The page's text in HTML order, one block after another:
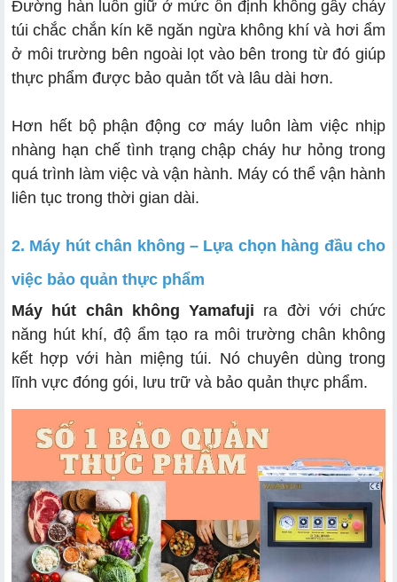
Đường hàn luôn giữ ở mức ổn định không gây cháy
túi chắc chắn kín kẽ ngăn ngừa không khí và hơi ẩm
ở môi trường bên ngoài lọt vào bên trong từ đó giúp
thực phẩm được bảo quản tốt và lâu dài hơn.
Hơn hết bộ phận động cơ máy luôn làm việc nhịp
nhàng hạn chế tình trạng chập cháy hư hỏng trong
quá trình làm việc và vận hành. Máy có thể vận hành
liên tục trong thời gian dài.
2. Máy hút chân không – Lựa chọn hàng đầu cho
việc bảo quản thực phẩm
Máy hút chân không Yamafuji ra đời với chức
năng hút khí, độ ẩm tạo ra môi trường chân không
kết hợp với hàn miệng túi. Nó chuyên dùng trong
lĩnh vực đóng gói, lưu trữ và bảo quản thực phẩm.